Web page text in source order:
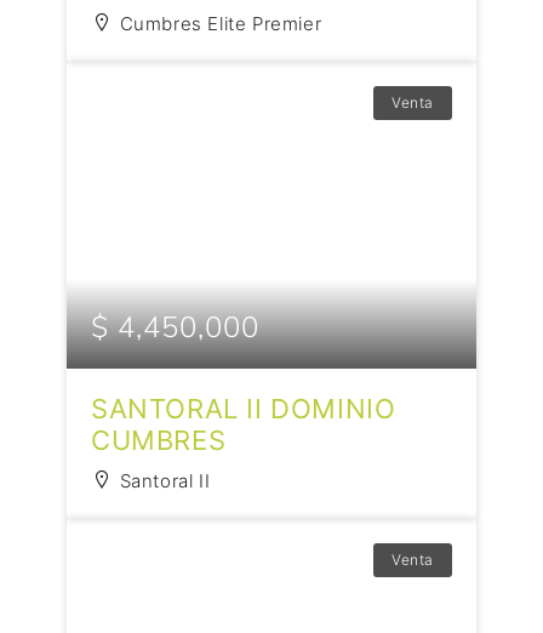
Cumbres Elite Premier
Venta
$ 4,450,000
SANTORAL II DOMINIO
CUMBRES
Santoral II
Venta